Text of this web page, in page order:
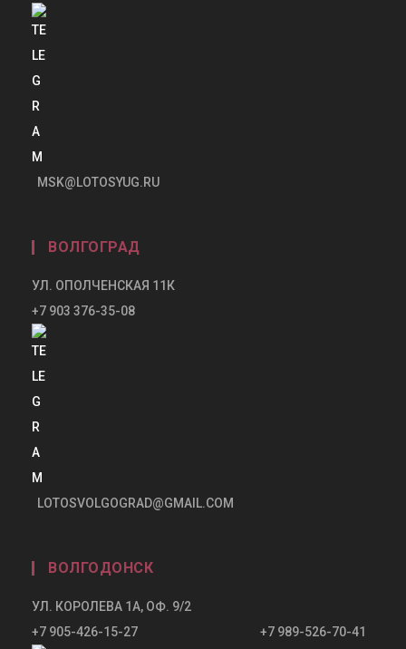
MSK@LOTOSYUG.RU
ВОЛГОГРАД
УЛ. ОПОЛЧЕНСКАЯ 11К
+7 903 376-35-08
LOTOSVOLGOGRAD@GMAIL.COM
ВОЛГОДОНСК
УЛ. КОРОЛЕВА 1А, ОФ. 9/2
+7 905-426-15-27 +7 989-526-70-41